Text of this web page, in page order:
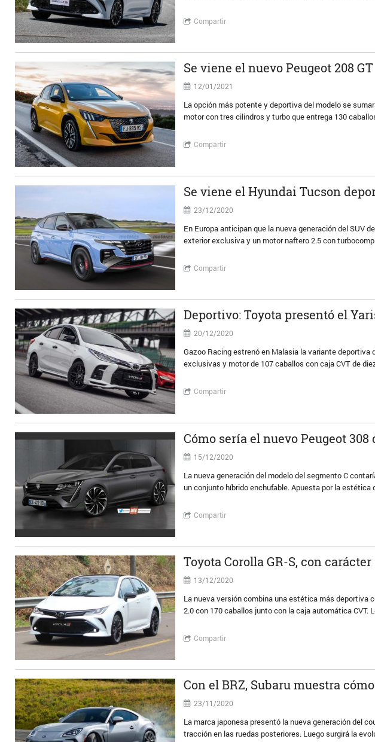
Compartir
Se viene el nuevo Peugeot 208 GT
12/01/2021
La opción más potente y deportiva del modelo se
motor con tres cilindros y turbo que entrega 130
Compartir
Se viene el Hyundai Tucson
23/12/2020
En Europa anticipan que la nueva generación del SUV
exterior exclusiva y un motor naftero 2.5 con
Compartir
Deportivo: Toyota presentó el
20/12/2020
Gazoo Racing estrenó en Malasia la variante
exclusivas y motor de 107 caballos con caja CVT de
Compartir
Cómo sería el nuevo Peugeot
15/12/2020
La nueva generación del modelo del segmento C
un conjunto híbrido enchufable. Apuesta por la estética
Compartir
Toyota Corolla GR-S, con
13/12/2020
La nueva versión combina una estética más deportiva
2.0 con 170 caballos junto con la caja automática CVT.
Compartir
Con el BRZ, Subaru muestra
23/11/2020
La marca japonesa presentó la nueva generación del
tracción en las ruedas posteriores. Luego surgirá la